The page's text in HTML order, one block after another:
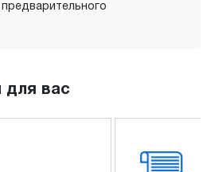
для вас